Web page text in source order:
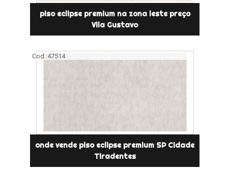
piso eclipse premium na zona leste preço
Vila Gustavo
Cod.:47514
onde vende piso eclipse premium SP Cidade
Tiradentes